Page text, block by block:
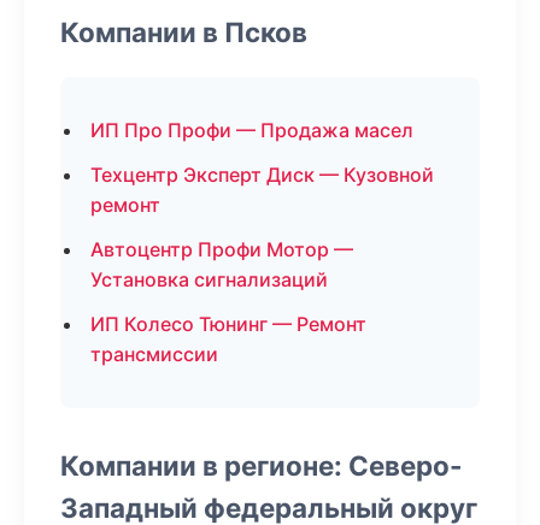
Компании в Псков
ИП Про Профи — Продажа масел
Техцентр Эксперт Диск — Кузовной
ремонт
Автоцентр Профи Мотор —
Установка сигнализаций
ИП Колесо Тюнинг — Ремонт
трансмиссии
Компании в регионе: Северо-
Западный федеральный округ